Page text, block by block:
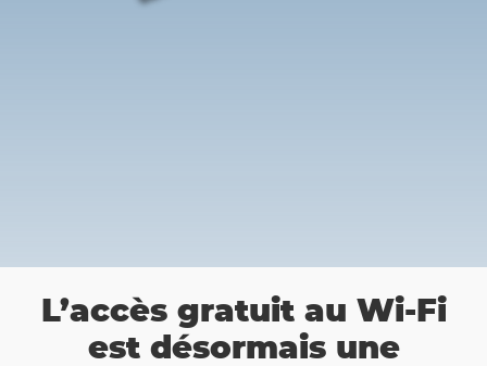
L’accès gratuit au Wi-Fi
est désormais une